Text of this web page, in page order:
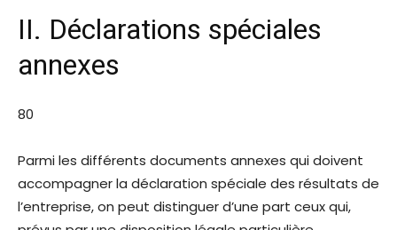
II. Déclarations spéciales
annexes
80
Parmi les différents documents annexes qui doivent
accompagner la déclaration spéciale des résultats de
l’entreprise, on peut distinguer d’une part ceux qui,